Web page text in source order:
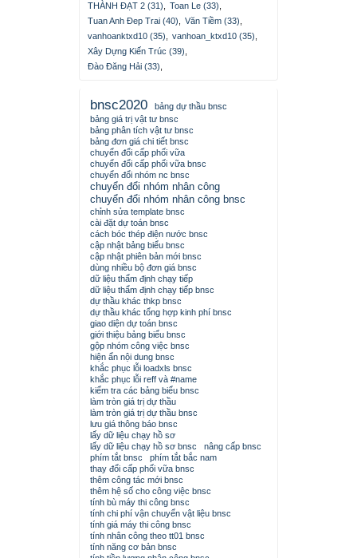
THÀNH ĐẠT 2 (31)
Toan Le (33)
Tuan Anh Đep Trai (40)
Văn Tiềm (33)
vanhoanktxd10 (35)
vanhoan_ktxd10 (35)
Xây Dựng Kiến Trúc (39)
Đào Đăng Hải (33)
bnsc2020
bảng dự thầu bnsc
bảng giá trị vật tư bnsc
bảng phân tích vật tư bnsc
bảng đơn giá chi tiết bnsc
chuyển đổi cấp phối vữa
chuyển đổi cấp phối vữa bnsc
chuyển đổi nhóm nc bnsc
chuyển đổi nhóm nhân công
chuyển đổi nhóm nhân công bnsc
chỉnh sửa template bnsc
cài đặt dự toán bnsc
cách bóc thép điện nước bnsc
cập nhật bảng biểu bnsc
cập nhật phiên bản mới bnsc
dùng nhiều bộ đơn giá bnsc
dữ liệu thẩm định chạy tiếp
dữ liệu thẩm định chạy tiếp bnsc
dự thầu khác thkp bnsc
dự thầu khác tổng hợp kinh phí bnsc
giao diện dự toán bnsc
giới thiệu bảng biểu bnsc
gộp nhóm công việc bnsc
hiện ẩn nội dung bnsc
khắc phục lỗi loadxls bnsc
khắc phục lỗi reff và #name
kiểm tra các bảng biểu bnsc
làm tròn giá trị dự thầu
làm tròn giá trị dự thầu bnsc
lưu giá thông báo bnsc
lấy dữ liệu chạy hồ sơ
lấy dữ liệu chạy hồ sơ bnsc
nâng cấp bnsc
phím tắt bnsc
phím tắt bắc nam
thay đổi cấp phối vữa bnsc
thêm công tác mới bnsc
thêm hệ số cho công việc bnsc
tính bù máy thi công bnsc
tính chi phí vận chuyển vật liệu bnsc
tính giá máy thi công bnsc
tính nhân công theo tt01 bnsc
tính năng cơ bản bnsc